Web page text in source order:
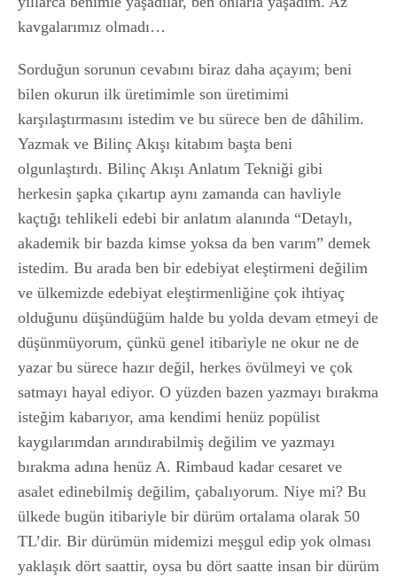
kavgalarımız olmadı…
Sorduğun sorunun cevabını biraz daha açayım; beni
bilen okurun ilk üretimimle son üretimimi
karşılaştırmasını istedim ve bu sürece ben de dâhilim.
Yazmak ve Bilinç Akışı kitabım başta beni
olgunlaştırdı. Bilinç Akışı Anlatım Tekniği gibi
herkesin şapka çıkartıp aynı zamanda can havliyle
kaçtığı tehlikeli edebi bir anlatım alanında “Detaylı,
akademik bir bazda kimse yoksa da ben varım” demek
istedim. Bu arada ben bir edebiyat eleştirmeni değilim
ve ülkemizde edebiyat eleştirmenliğine çok ihtiyaç
olduğunu düşündüğüm halde bu yolda devam etmeyi de
düşünmüyorum, çünkü genel itibariyle ne okur ne de
yazar bu sürece hazır değil, herkes övülmeyi ve çok
satmayı hayal ediyor. O yüzden bazen yazmayı bırakma
isteğim kabarıyor, ama kendimi henüz popülist
kaygılarımdan arındırabilmiş değilim ve yazmayı
bırakma adına henüz A. Rimbaud kadar cesaret ve
asalet edinebilmiş değilim, çabalıyorum. Niye mi? Bu
ülkede bugün itibariyle bir dürüm ortalama olarak 50
TL’dir. Bir dürümün midemizi meşgul edip yok olması
yaklaşık dört saattir, oysa bu dört saatte insan bir dürüm